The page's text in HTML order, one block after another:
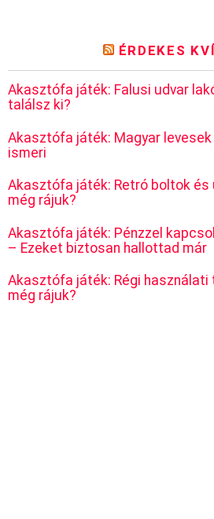
ÉRDEKES
Akasztófa játék: Falusi udvar
találsz ki?
Akasztófa játék: Magyar
ismeri
Akasztófa játék: Retró boltok és
még rájuk?
Akasztófa játék: Pénzzel
– Ezeket biztosan hallottad már
Akasztófa játék: Régi használati
még rájuk?